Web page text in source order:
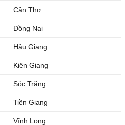
Cần Thơ
Đồng Nai
Hậu Giang
Kiên Giang
Sóc Trăng
Tiền Giang
Vĩnh Long